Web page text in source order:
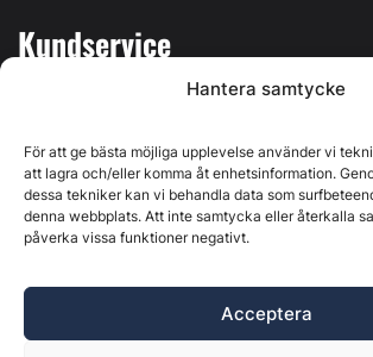
Hantera samtycke
För att ge bästa möjliga upplevelse använder vi
att lagra och/eller komma åt enhetsinformation.
dessa tekniker kan vi behandla data som
denna webbplats. Att inte samtycka eller återkalla
påverka vissa funktioner negativt.
Acceptera
Kundservice
Kontakta oss
Östernäsvägen 1, 827 32 Ljusdal, org.nr:
Ansvarig utgivare: Henrik Ekberg.
webbplats är upphovsrättsligt skyddat.